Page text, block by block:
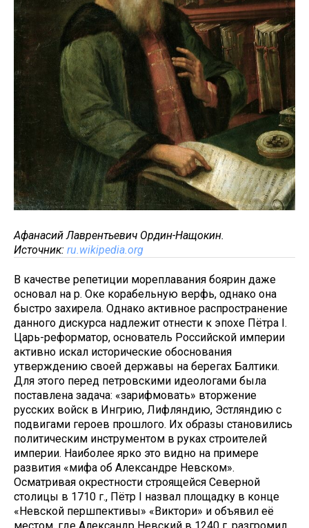
Афанасий Лаврентьевич Ордин-Нащокин.
Источник: ru.wikipedia.org
В качестве репетиции мореплавания боярин даже
основал на р. Оке корабельную верфь, однако она
быстро захирела. Однако активное распространение
данного дискурса надлежит отнести к эпохе Пётра I.
Царь-реформатор, основатель Российской империи
активно искал исторические обоснования
утверждению своей державы на берегах Балтики.
Для этого перед петровскими идеологами была
поставлена задача: «зарифмовать» вторжение
русских войск в Ингрию, Лифляндию, Эстляндию с
подвигами героев прошлого. Их образы становились
политическим инструментом в руках строителей
империи. Наиболее ярко это видно на примере
развития «мифа об Александре Невском».
Осматривая окрестности строящейся Северной
столицы в 1710 г., Пётр I назвал площадку в конце
«Невской першпективы» «Виктори» и объявил её
местом, где Александр Невский в 1240 г. разгромил